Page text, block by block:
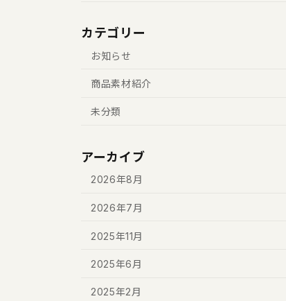
カテゴリー
お知らせ
商品素材紹介
未分類
アーカイブ
2026年8月
2026年7月
2025年11月
2025年6月
2025年2月